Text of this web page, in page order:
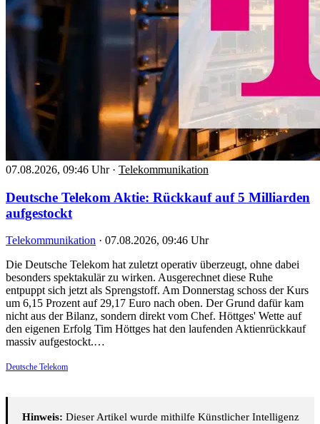
07.08.2026, 09:46 Uhr · Telekommunikation
Deutsche Telekom Aktie: Rückkauf auf 5 Milliarden
aufgestockt
Telekommunikation · 07.08.2026, 09:46 Uhr
Die Deutsche Telekom hat zuletzt operativ überzeugt, ohne dabei
besonders spektakulär zu wirken. Ausgerechnet diese Ruhe
entpuppt sich jetzt als Sprengstoff. Am Donnerstag schoss der Kurs
um 6,15 Prozent auf 29,17 Euro nach oben. Der Grund dafür kam
nicht aus der Bilanz, sondern direkt vom Chef. Höttges' Wette auf
den eigenen Erfolg Tim Höttges hat den laufenden Aktienrückkauf
massiv aufgestockt.…
Deutsche Telekom
Hinweis: Dieser Artikel wurde mithilfe Künstlicher Intelligenz